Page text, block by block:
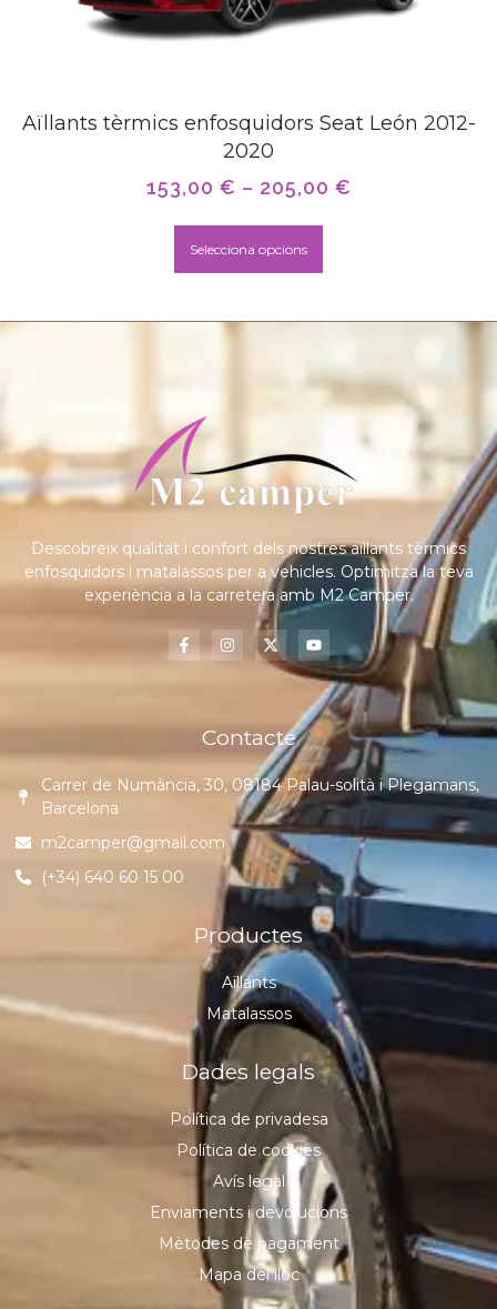
Aïllants tèrmics enfosquidors Seat León 2012-
2020
153,00 € – 205,00 €
Selecciona opcions
Descobreix qualitat i confort dels nostres aïllants tèrmics
enfosquidors i matalassos per a vehicles. Optimitza la teva
experiència a la carretera amb M2 Camper.
Contacte
Carrer de Numància, 30, 08184 Palau-solità i Plegamans,
Barcelona
m2camper@gmail.com
(+34) 640 60 15 00
Productes
Aïllants
Matalassos
Dades legals
Política de privadesa
Política de cookies
Avís legal
Enviaments i devolucions
Mètodes de pagament
Mapa del lloc